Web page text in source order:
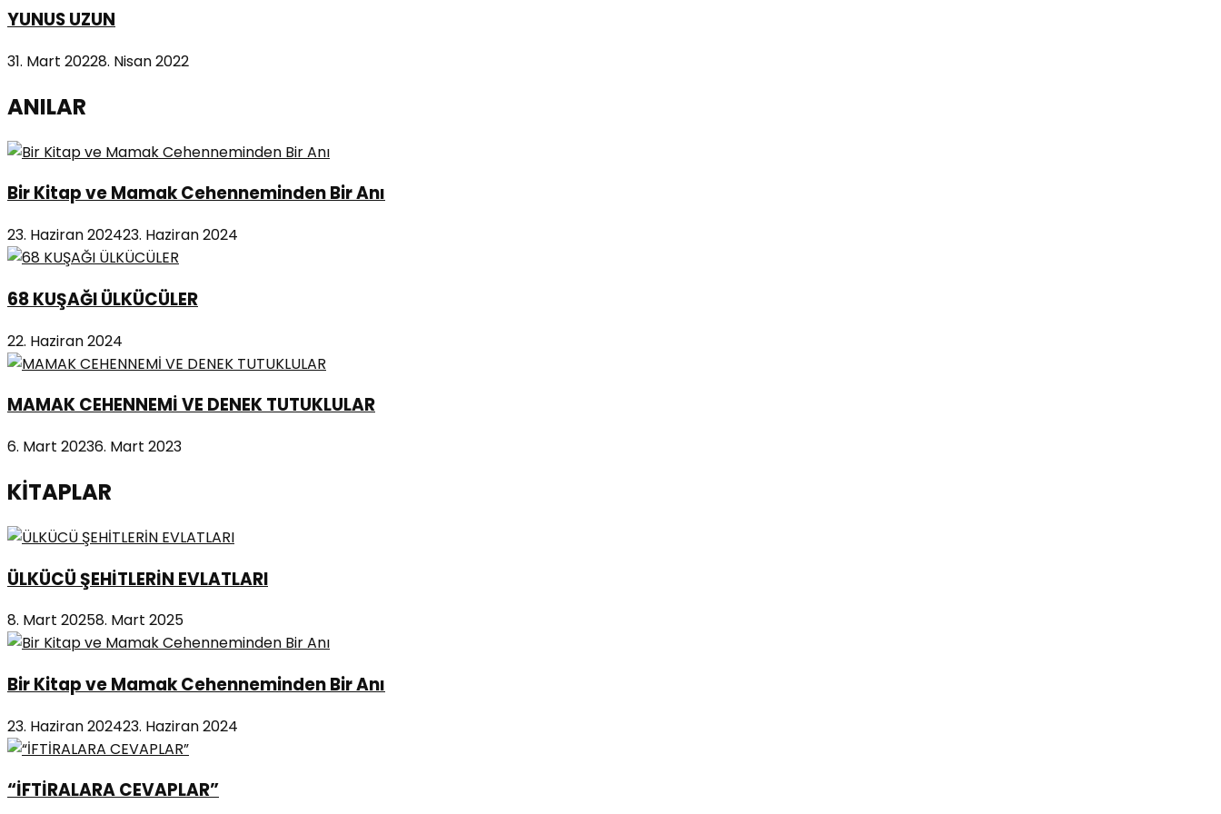
YUNUS UZUN
31. Mart 20228. Nisan 2022
ANILAR
Bir Kitap ve Mamak Cehenneminden Bir Anı
23. Haziran 202423. Haziran 2024
68 KUŞAĞI ÜLKÜCÜLER
22. Haziran 2024
MAMAK CEHENNEMİ VE DENEK TUTUKLULAR
6. Mart 20236. Mart 2023
KİTAPLAR
ÜLKÜCÜ ŞEHİTLERİN EVLATLARI
8. Mart 20258. Mart 2025
Bir Kitap ve Mamak Cehenneminden Bir Anı
23. Haziran 202423. Haziran 2024
“İFTİRALARA CEVAPLAR”